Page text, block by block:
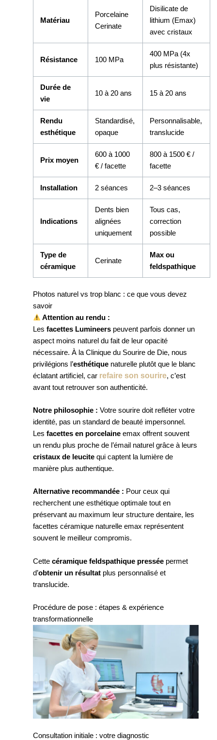
Matériau
Porcelaine
Cerinate
Disilicate de
lithium (Emax)
avec cristaux
Résistance 100 MPa
400 MPa (4x
plus résistante)
Durée de
vie
10 à 20 ans 15 à 20 ans
Rendu
esthétique
Standardisé,
opaque
Personnalisable,
translucide
Prix moyen
600 à 1000
€ / facette
800 à 1500 € /
facette
Installation 2 séances 2–3 séances
Indications
Dents bien
alignées
uniquement
Tous cas,
correction
possible
Type de
céramique
Cerinate
Max ou
feldspathique
Photos naturel vs trop blanc : ce que vous devez
savoir
Attention au rendu :
Les facettes Lumineerspeuvent parfois donner un
aspect moins naturel du fait de leur opacité
nécessaire. À la Clinique du Sourire de Die, nous
privilégions l’esthétiquenaturelle plutôt que le blanc
éclatant artificiel, car refaire son sourire, c’est
avant tout retrouver son authenticité.
Notre philosophie : Votre sourire doit refléter votre
identité, pas un standard de beauté impersonnel.
Les facettes en porcelaineemax offrent souvent
un rendu plus proche de l’émail naturel grâce à leurs
cristaux de leucitequi captent la lumière de
manière plus authentique.
Alternative recommandée : Pour ceux qui
recherchent une esthétique optimale tout en
préservant au maximum leur structure dentaire, les
facettes céramique naturelle emax représentent
souvent le meilleur compromis.
Cette céramique feldspathique presséepermet
d’obtenir un résultatplus personnalisé et
translucide.
Procédure de pose : étapes & expérience
transformationnelle
Consultation initiale : votre diagnostic